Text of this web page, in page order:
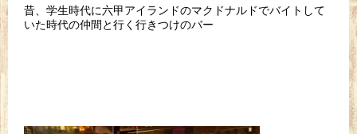
昔、学生時代に六甲アイランドのマクドナルドでバイトして
いた時代の仲間と行く行きつけのバー